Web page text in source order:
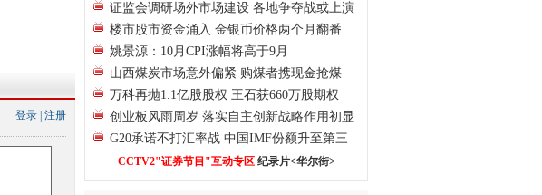
登录 注册
证监会调研场外市场建设 各地争夺战或上演
楼市股市资金涌入 金银币价格两个月翻番
姚景源：10月CPI涨幅将高于9月
山西煤炭市场意外偏紧 购煤者携现金抢煤
万科再抛1.1亿股股权 王石获660万股期权
创业板风雨周岁 落实自主创新战略作用初显
G20承诺不打汇率战 中国IMF份额升至第三
CCTV2"证券节目"互动专区 纪录片<华尔街>